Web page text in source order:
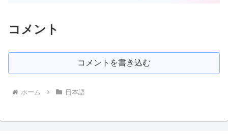
コメント
コメントを書き込む
ホーム 日本語